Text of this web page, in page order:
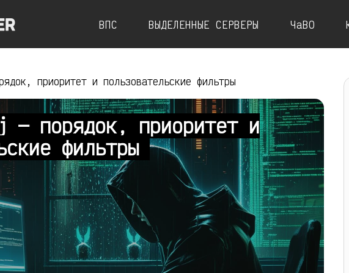
ВПС ВЫДЕЛЕННЫЕ СЕРВЕРЫ ЧаВО
приоритет и пользовательские фильтры
— порядок, приоритет и
фильтры